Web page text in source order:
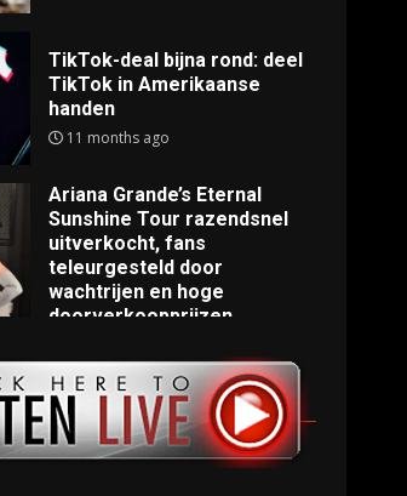
TikTok-deal bijna rond: deel
TikTok in Amerikaanse
handen
11 months ago
Ariana Grande’s Eternal
Sunshine Tour razendsnel
uitverkocht, fans
teleurgesteld door
wachtrijen en hoge
doorverkoopprijzen